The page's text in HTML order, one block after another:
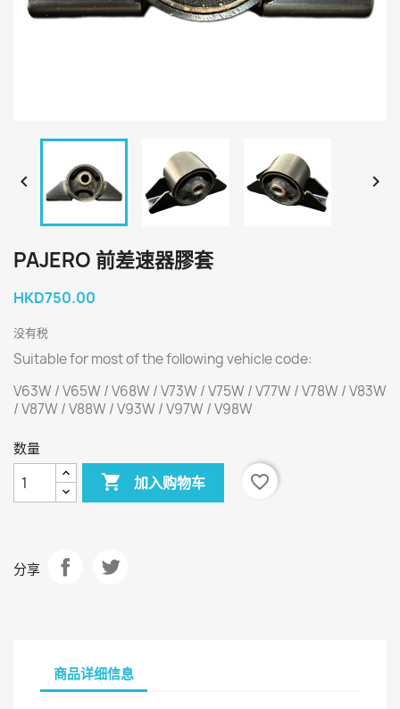
 
PAJERO 前差速器膠套
HKD750.00
没有税
Suitable for most of the following vehicle code:
V63W / V65W / V68W / V73W / V75W / V77W / V78W / V83W
/ V87W / V88W / V93W / V97W / V98W
数量
 加入购物车 favorite_border
分享
商品详细信息